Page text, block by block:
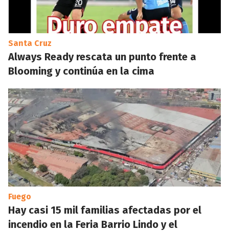
Santa Cruz
Always Ready rescata un punto frente a
Blooming y continúa en la cima
Fuego
Hay casi 15 mil familias afectadas por el
incendio en la Feria Barrio Lindo y el